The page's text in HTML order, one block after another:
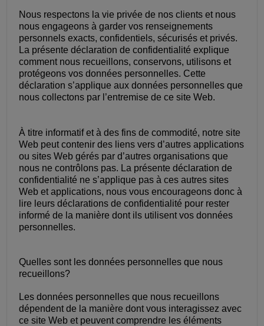
Nous respectons la vie privée de nos clients et nous
nous engageons à garder vos renseignements
personnels exacts, confidentiels, sécurisés et privés.
La présente déclaration de confidentialité explique
comment nous recueillons, conservons, utilisons et
protégeons vos données personnelles. Cette
déclaration s’applique aux données personnelles que
nous collectons par l’entremise de ce site Web.
À titre informatif et à des fins de commodité, notre site
Web peut contenir des liens vers d’autres applications
ou sites Web gérés par d’autres organisations que
nous ne contrôlons pas. La présente déclaration de
confidentialité ne s’applique pas à ces autres sites
Web et applications, nous vous encourageons donc à
lire leurs déclarations de confidentialité pour rester
informé de la manière dont ils utilisent vos données
personnelles.
Quelles sont les données personnelles que nous
recueillons?
Les données personnelles que nous recueillons
dépendent de la manière dont vous interagissez avec
ce site Web et peuvent comprendre les éléments